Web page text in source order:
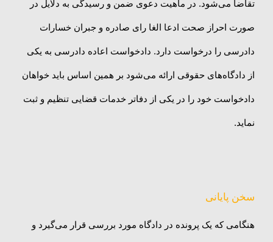
تقاضا می‌شود. در ماهیت دعوی ضمن و رسیدگی به دلایل در
صورت احراز صحت ادعا الغا رای صادره و جبران خسارات
دادرسی را درخواست دارد. دادخواست اعاده دادرسی به یکی
از دادگاه‌های حقوقی ارائه می‌شود بر همین اساس باید خواهان
دادخواست خود را در یکی از دفاتر خدمات قضایی تنظیم و ثبت
نماید.
سخن پایانی
هنگامی که یک پرونده در دادگاه مورد بررسی قرار می‌گیرد و